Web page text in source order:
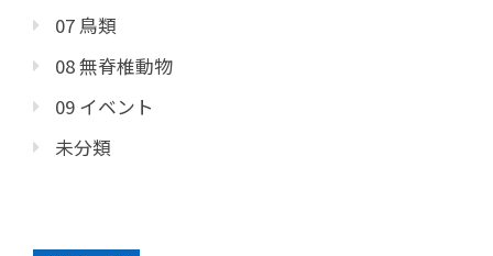
07 鳥類
08 無脊椎動物
09 イベント
未分類